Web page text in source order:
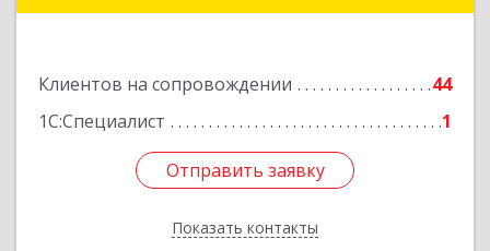
Клиентов на сопровождении
44
1С:Специалист
1
Отправить заявку
Показать контакты
Отправить заявку
Назад